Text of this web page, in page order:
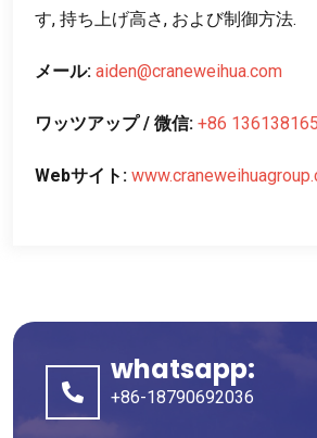
す, 持ち上げ高さ, および制御方法.
メール: aiden@craneweihua.com
ワッツアップ / 微信: +86
Webサイト:
whatsapp:
+86-18790692036